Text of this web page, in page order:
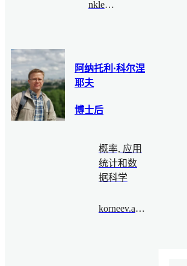
nklemyatin@bimsa.cn
阿纳托利·科尔涅
耶夫
博士后
概率, 应用
统计和数
据科学
korneev.anatolii@bimsa.cn